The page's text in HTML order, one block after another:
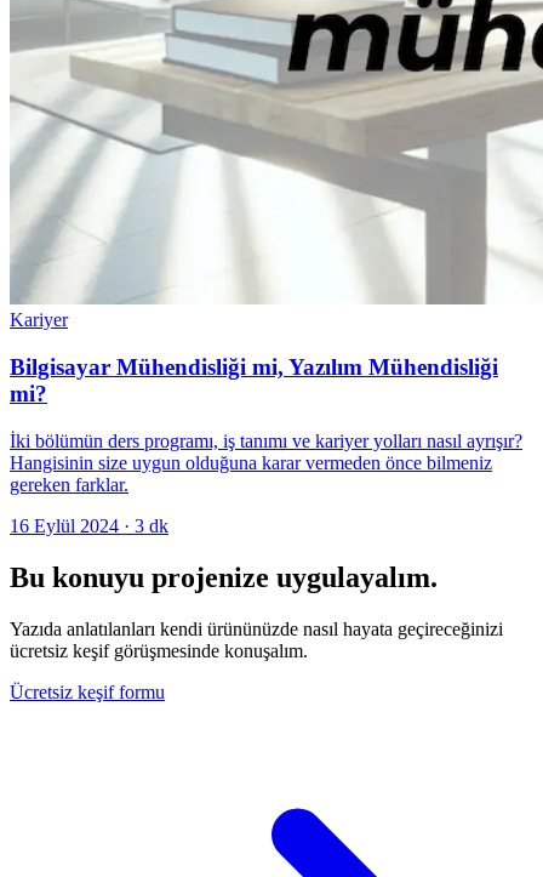
Kariyer
Bilgisayar Mühendisliği mi, Yazılım Mühendisliği
mi?
İki bölümün ders programı, iş tanımı ve kariyer yolları nasıl ayrışır?
Hangisinin size uygun olduğuna karar vermeden önce bilmeniz
gereken farklar.
16 Eylül 2024 · 3 dk
Bu konuyu projenize uygulayalım.
Yazıda anlatılanları kendi ürününüzde nasıl hayata geçireceğinizi
ücretsiz keşif görüşmesinde konuşalım.
Ücretsiz keşif formu